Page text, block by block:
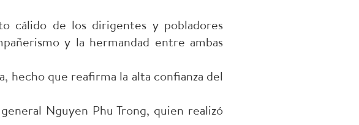
cálido de los dirigentes y pobladores
y la hermandad entre ambas
hecho que reafirma la alta confianza del
Nguyen Phu Trong, quien realizó